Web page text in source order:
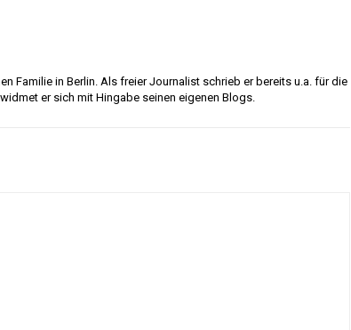
Familie in Berlin. Als freier Journalist schrieb er bereits u.a. für die
er sich mit Hingabe seinen eigenen Blogs.